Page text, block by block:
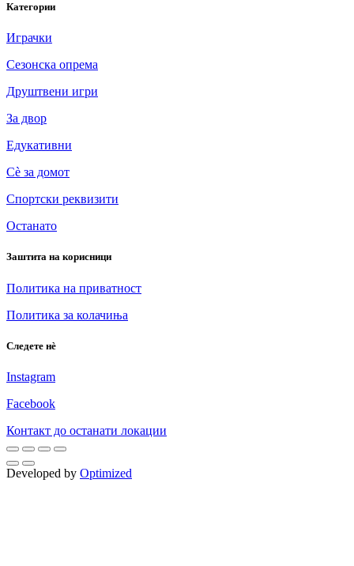
Категории
Играчки
Сезонска опрема
Друштвени игри
За двор
Едукативни
Сè за домот
Спортски реквизити
Останато
Заштита на корисници
Политика на приватност
Политика за колачиња
Следете нè
Instagram
Facebook
Контакт до останати локации
Developed by Optimized